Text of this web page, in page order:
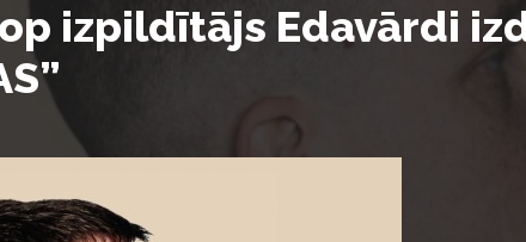
izpildītājs Edavārdi